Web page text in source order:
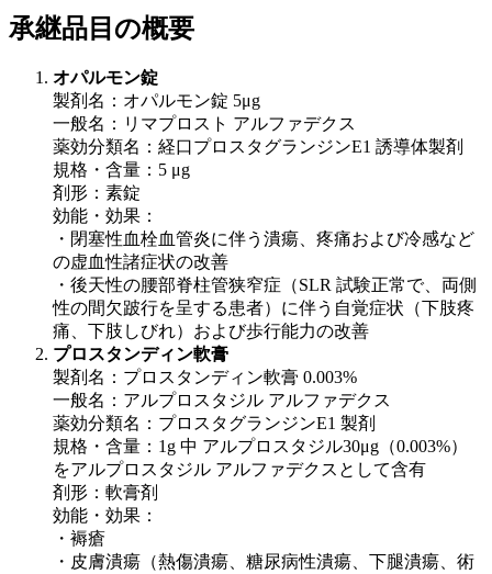
承継品目の概要
オパルモン錠
製剤名：オパルモン錠 5μg
一般名：リマプロスト アルファデクス
薬効分類名：経口プロスタグランジンE1 誘導体製剤
規格・含量：5 μg
剤形：素錠
効能・効果：
・閉塞性血栓血管炎に伴う潰瘍、疼痛および冷感など
の虚血性諸症状の改善
・後天性の腰部脊柱管狭窄症（SLR 試験正常で、両側
性の間欠跛行を呈する患者）に伴う自覚症状（下肢疼
痛、下肢しびれ）および歩行能力の改善
プロスタンディン軟膏
製剤名：プロスタンディン軟膏 0.003%
一般名：アルプロスタジル アルファデクス
薬効分類名：プロスタグランジンE1 製剤
規格・含量：1g 中 アルプロスタジル30μg（0.003%）
をアルプロスタジル アルファデクスとして含有
剤形：軟膏剤
効能・効果：
・褥瘡
・皮膚潰瘍（熱傷潰瘍、糖尿病性潰瘍、下腿潰瘍、術